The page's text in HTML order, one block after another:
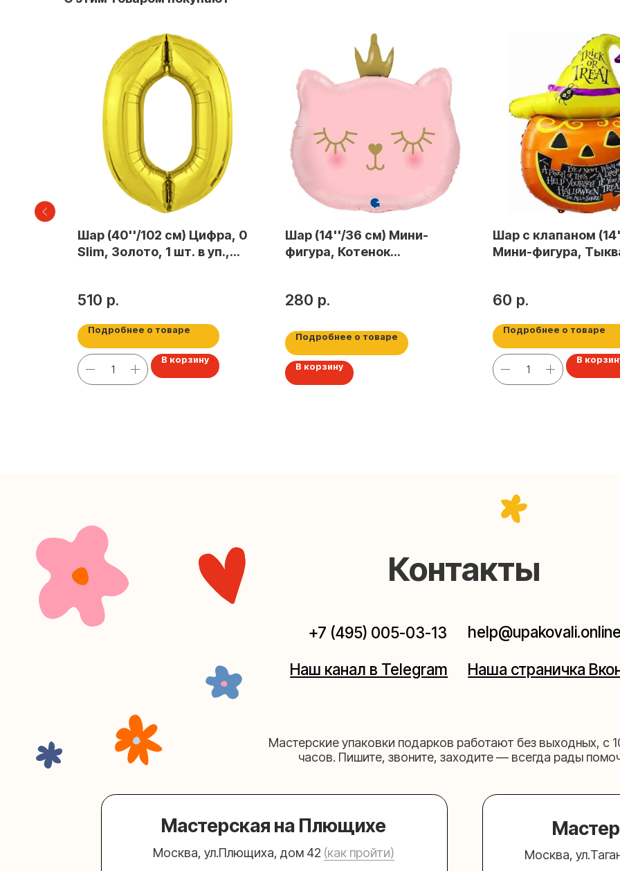
Шар (40''/102 см) Цифра, 0
Slim, Золото, 1 шт. в уп.,
510 р.
Подробнее о товаре
В корзину
Шар (14''/36 см) Мини-
фигура, Котенок
280 р.
Подробнее о товаре
В корзину
Шар с клапаном
Мини-фигура,
60 р.
Подробнее о товаре
В
Москва, ул.Плющиха, дом 42
Мастерская на Плющихе Мастерская на
+7 (980) 495-03-13 +7 (980)
help@upakovali.online